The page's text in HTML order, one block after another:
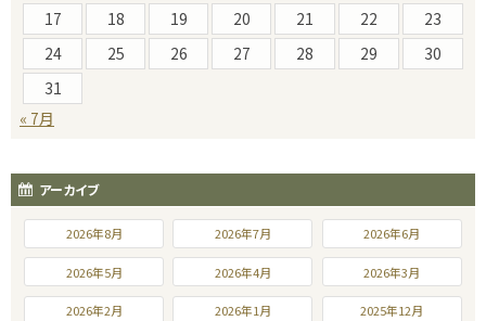
17
18 19 20 21 22
23
24
25 26 27 28 29
30
31
« 7月
アーカイブ
2026年8月 2026年7月 2026年6月
2026年5月 2026年4月 2026年3月
2026年2月 2026年1月 2025年12月